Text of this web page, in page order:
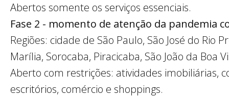
Abertos somente os serviços essenciais.
Fase 2 - momento de atenção da pandemia
Regiões: cidade de São Paulo, São José do Rio
Marília, Sorocaba, Piracicaba, São João da Boa
Aberto com restrições: atividades imobiliárias,
escritórios, comércio e shoppings.